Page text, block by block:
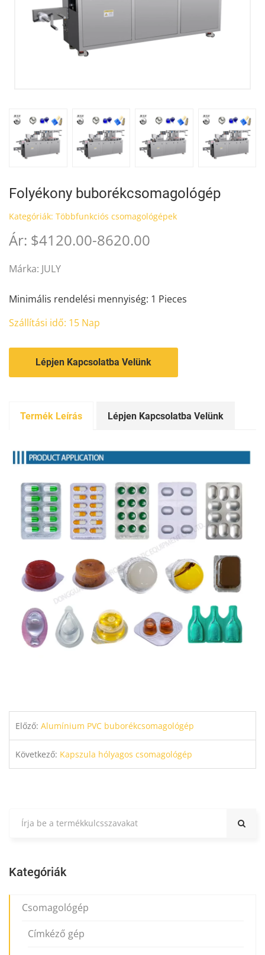
Folyékony buborékcsomagológép
Kategóriák: Többfunkciós csomagológépek
Ár: $4120.00-8620.00
Márka: JULY
Minimális rendelési mennyiség: 1 Pieces
Szállítási idő: 15 Nap
Lépjen Kapcsolatba Velünk
Termék Leírás Lépjen Kapcsolatba Velünk
Előző: Alumínium PVC buborékcsomagológép
Következő: Kapszula hólyagos csomagológép
Kategóriák
Csomagológép
Címkéző gép